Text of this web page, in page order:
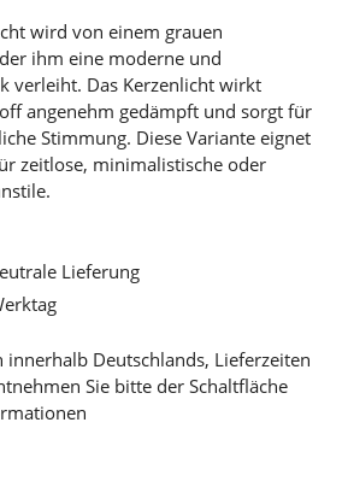
wird von einem grauen
ihm eine moderne und
verleiht. Das Kerzenlicht wirkt
angenehm gedämpft und sorgt für
Stimmung. Diese Variante eignet
zeitlose, minimalistische oder
Lieferung
Deutschlands, Lieferzeiten
Sie bitte der Schaltfläche